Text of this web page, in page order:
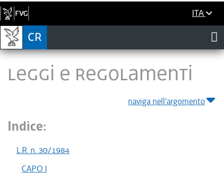
ITA
LEGGI E REGOLAMENTI
naviga nell'argomento
Indice:
L.R. n. 30/1984
CAPO I